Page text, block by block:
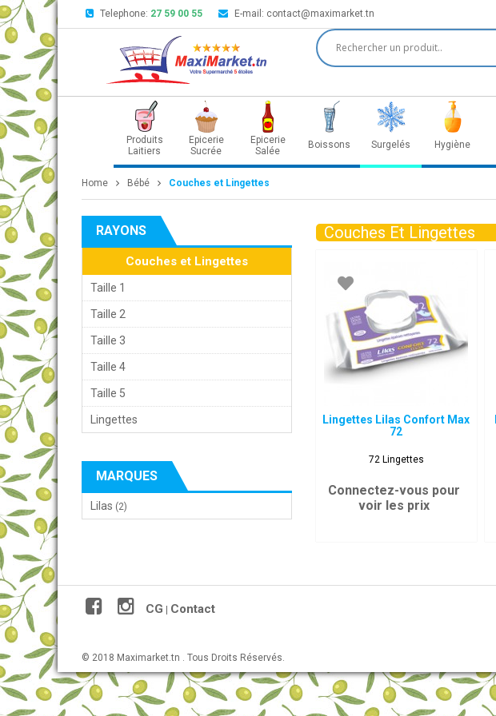
Telephone: 27 59 00 55 E-mail: contact@maximarket.tn
Produits
Laitiers
Epicerie
Sucrée
Epicerie
Salée
Boissons Surgelés Hygiène
Home Bébé Couches et Lingettes
RAYONS
Couches et Lingettes
Taille 1
Taille 2
Taille 3
Taille 4
Taille 5
Lingettes
MARQUES
Lilas (2)
Couches Et Lingettes
Lingettes Lilas Confort Max
72
72 Lingettes
Connectez-vous pour
voir les prix
CG Contact
© 2018 Maximarket.tn . Tous Droits Réservés.